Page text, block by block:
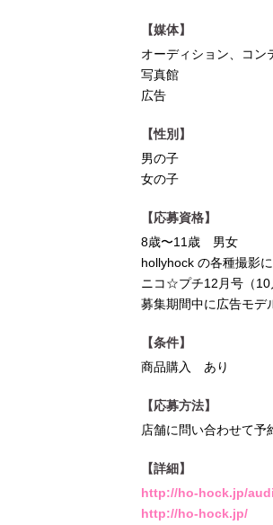
【媒体】
オーディション、コン
写真館
広告
【性別】
男の子
女の子
【応募資格】
8歳〜11歳 男女
hollyhock の各種撮影
ニコ☆プチ12月号（10
募集期間中に広告モデ
【条件】
商品購入 あり
【応募方法】
店舗に問い合わせて予
【詳細】
http://ho-hock.jp/
http://ho-hock.jp/